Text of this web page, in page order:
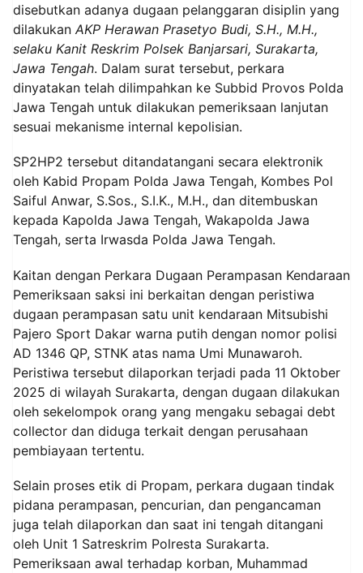
disebutkan adanya dugaan pelanggaran disiplin yang
dilakukan AKP Herawan Prasetyo Budi, S.H., M.H.,
selaku Kanit Reskrim Polsek Banjarsari, Surakarta,
Jawa Tengah. Dalam surat tersebut, perkara
dinyatakan telah dilimpahkan ke Subbid Provos Polda
Jawa Tengah untuk dilakukan pemeriksaan lanjutan
sesuai mekanisme internal kepolisian.
SP2HP2 tersebut ditandatangani secara elektronik
oleh Kabid Propam Polda Jawa Tengah, Kombes Pol
Saiful Anwar, S.Sos., S.I.K., M.H., dan ditembuskan
kepada Kapolda Jawa Tengah, Wakapolda Jawa
Tengah, serta Irwasda Polda Jawa Tengah.
Kaitan dengan Perkara Dugaan Perampasan Kendaraan
Pemeriksaan saksi ini berkaitan dengan peristiwa
dugaan perampasan satu unit kendaraan Mitsubishi
Pajero Sport Dakar warna putih dengan nomor polisi
AD 1346 QP, STNK atas nama Umi Munawaroh.
Peristiwa tersebut dilaporkan terjadi pada 11 Oktober
2025 di wilayah Surakarta, dengan dugaan dilakukan
oleh sekelompok orang yang mengaku sebagai debt
collector dan diduga terkait dengan perusahaan
pembiayaan tertentu.
Selain proses etik di Propam, perkara dugaan tindak
pidana perampasan, pencurian, dan pengancaman
juga telah dilaporkan dan saat ini tengah ditangani
oleh Unit 1 Satreskrim Polresta Surakarta.
Pemeriksaan awal terhadap korban, Muhammad